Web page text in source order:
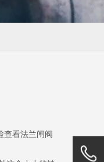
查看法兰闸阀